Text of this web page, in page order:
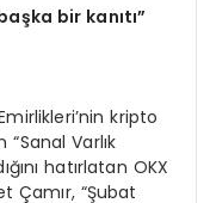
bir kanıtı”
kripto
“Sanal Varlık
hatırlatan OKX
Çamır, “Şubat